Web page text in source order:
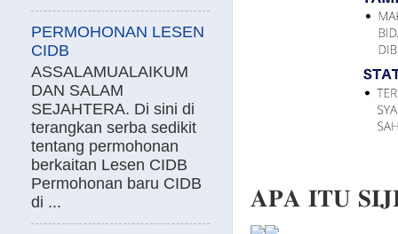
𝐀𝐏𝐀 𝐈𝐓𝐔
PERMOHONAN LESEN
CIDB
ASSALAMUALAIKUM
DAN SALAM
SEJAHTERA. Di sini di
terangkan serba sedikit
tentang permohonan
berkaitan Lesen CIDB
Permohonan baru CIDB
di ...